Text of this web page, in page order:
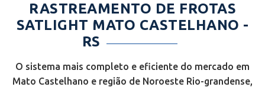
RASTREAMENTO DE FROTAS
SATLIGHT MATO CASTELHANO -
RS
O sistema mais completo e eficiente do mercado em
Mato Castelhano e região de Noroeste Rio-grandense,